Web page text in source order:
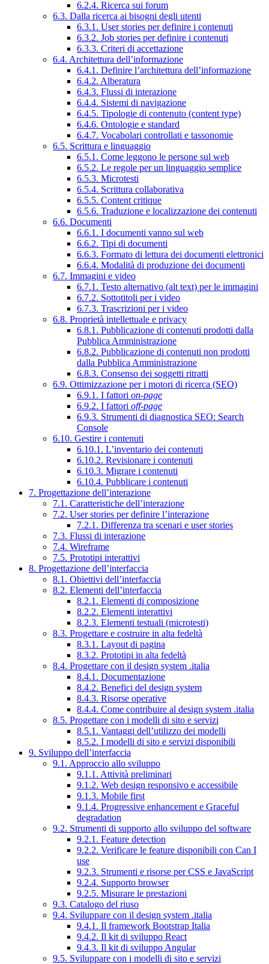
6.2.4. Ricerca sui forum
6.3. Dalla ricerca ai bisogni degli utenti
6.3.1. User stories per definire i contenuti
6.3.2. Job stories per definire i contenuti
6.3.3. Criteri di accettazione
6.4. Architettura dell’informazione
6.4.1. Definire l’architettura dell’informazione
6.4.2. Alberatura
6.4.3. Flussi di interazione
6.4.4. Sistemi di navigazione
6.4.5. Tipologie di contenuto (content type)
6.4.6. Ontologie e standard
6.4.7. Vocabolari controllati e tassonomie
6.5. Scrittura e linguaggio
6.5.1. Come leggono le persone sul web
6.5.2. Le regole per un linguaggio semplice
6.5.3. Microtesti
6.5.4. Scrittura collaborativa
6.5.5. Content critique
6.5.6. Traduzione e localizzazione dei contenuti
6.6. Documenti
6.6.1. I documenti vanno sul web
6.6.2. Tipi di documenti
6.6.3. Formato di lettura dei documenti elettronici
6.6.4. Modalità di produzione dei documenti
6.7. Immagini e video
6.7.1. Testo alternativo (alt text) per le immagini
6.7.2. Sottotitoli per i video
6.7.3. Trascrizioni per i video
6.8. Proprietà intellettuale e privacy
6.8.1. Pubblicazione di contenuti prodotti dalla
Pubblica Amministrazione
6.8.2. Pubblicazione di contenuti non prodotti
dalla Pubblica Amministrazione
6.8.3. Consenso dei soggetti ritratti
6.9. Ottimizzazione per i motori di ricerca (SEO)
6.9.1. I fattori on-page
6.9.2. I fattori off-page
6.9.3. Strumenti di diagnostica SEO: Search
Console
6.10. Gestire i contenuti
6.10.1. L’inventario dei contenuti
6.10.2. Revisionare i contenuti
6.10.3. Migrare i contenuti
6.10.4. Pubblicare i contenuti
7. Progettazione dell’interazione
7.1. Caratteristiche dell’interazione
7.2. User stories per definire l’interazione
7.2.1. Differenza tra scenari e user stories
7.3. Flussi di interazione
7.4. Wireframe
7.5. Prototipi interattivi
8. Progettazione dell’interfaccia
8.1. Obiettivi dell’interfaccia
8.2. Elementi dell’interfaccia
8.2.1. Elementi di composizione
8.2.2. Elementi interattivi
8.2.3. Elementi testuali (microtesti)
8.3. Progettare e costruire in alta fedeltà
8.3.1. Layout di pagina
8.3.2. Prototipi in alta fedeltà
8.4. Progettare con il design system .italia
8.4.1. Documentazione
8.4.2. Benefici del design system
8.4.3. Risorse operative
8.4.4. Come contribuire al design system .italia
8.5. Progettare con i modelli di sito e servizi
8.5.1. Vantaggi dell’utilizzo dei modelli
8.5.2. I modelli di sito e servizi disponibili
9. Sviluppo dell’interfaccia
9.1. Approccio allo sviluppo
9.1.1. Attività preliminari
9.1.2. Web design responsivo e accessibile
9.1.3. Mobile first
9.1.4. Progressive enhancement e Graceful
degradation
9.2. Strumenti di supporto allo sviluppo del software
9.2.1. Feature detection
9.2.2. Verificare le feature disponibili con Can I
use
9.2.3. Strumenti e risorse per CSS e JavaScript
9.2.4. Supporto browser
9.2.5. Misurare le prestazioni
9.3. Catalogo del riuso
9.4. Sviluppare con il design system .italia
9.4.1. Il framework Bootstrap Italia
9.4.2. Il kit di sviluppo React
9.4.3. Il kit di sviluppo Angular
9.5. Sviluppare con i modelli di sito e servizi